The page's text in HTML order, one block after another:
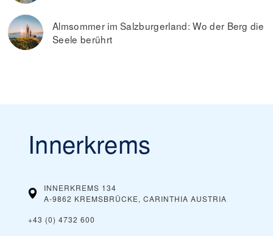
Almsommer im Salzburgerland: Wo der Berg die
Seele berührt
Innerkrems
INNERKREMS 134
A-9862 KREMSBRÜCKE, CARINTHIA AUSTRIA
+43 (0) 4732 600